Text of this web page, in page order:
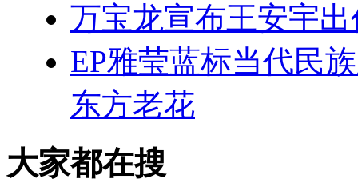
万宝龙宣布王安宇
EP雅莹蓝标当代民
东方老花
大家都在搜